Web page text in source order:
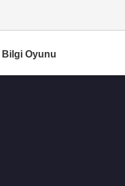
Bilgi Oyunu